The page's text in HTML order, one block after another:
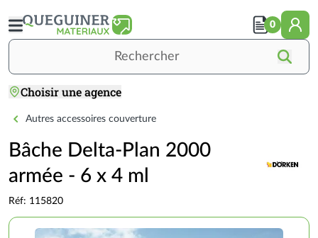
au
contenu
Choisir une agence
0
Accueil
TOITURE
COUVERTURE
Accessoires de couverture
Autres accessoires couverture
Bâche Delta-Plan 2000
armée - 6 x 4 ml
Réf: 115820